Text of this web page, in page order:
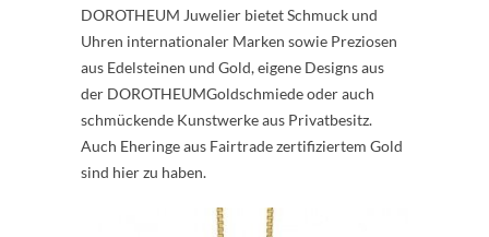
DOROTHEUM Juwelier bietet Schmuck und
Uhren internationaler Marken sowie Preziosen
aus Edelsteinen und Gold, eigene Designs aus
der DOROTHEUMGoldschmiede oder auch
schmückende Kunstwerke aus Privatbesitz.
Auch Eheringe aus Fairtrade zertifiziertem Gold
sind hier zu haben.